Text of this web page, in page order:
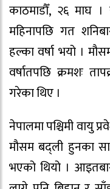
काठमाडौँ, २६ माघ
महिनापछि गत
हल्का वर्षा भयो ।
वर्षातपछि क्रमशः
गरेका थिए ।
नेपालमा पश्चिमी वायु
मौसम बद्ली हुनका
भएको थियो ।